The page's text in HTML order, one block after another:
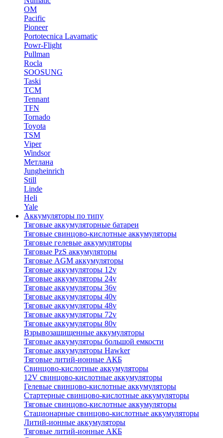
OM
Pacific
Pioneer
Portotecnica Lavamatic
Powr-Flight
Pullman
Rocla
SOOSUNG
Taski
TCM
Tennant
TFN
Tornado
Toyota
TSM
Viper
Windsor
Метлана
Jungheinrich
Still
Linde
Heli
Yale
Аккумуляторы по типу
Тяговые аккумуляторные батареи
Тяговые свинцово-кислотные аккумуляторы
Тяговые гелевые аккумуляторы
Тяговые PzS аккумуляторы
Тяговые AGM аккумуляторы
Тяговые аккумуляторы 12v
Тяговые аккумуляторы 24v
Тяговые аккумуляторы 36v
Тяговые аккумуляторы 40v
Тяговые аккумуляторы 48v
Тяговые аккумуляторы 72v
Тяговые аккумуляторы 80v
Взрывозащищенные аккумуляторы
Тяговые аккумуляторы большой емкости
Тяговые аккумуляторы Hawker
Тяговые литий-ионные АКБ
Свинцово-кислотные аккумуляторы
12V свинцово-кислотные аккумуляторы
Гелевые свинцово-кислотные аккумуляторы
Стартерные свинцово-кислотные аккумуляторы
Тяговые свинцово-кислотные аккумуляторы
Стационарные свинцово-кислотные аккумуляторы
Литий-ионные аккумуляторы
Тяговые литий-ионные АКБ